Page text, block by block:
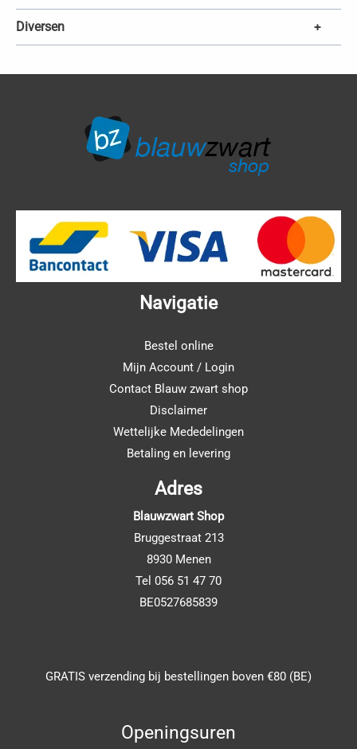
Diversen +
Navigatie
Bestel online
Mijn Account / Login
Contact Blauw zwart shop
Disclaimer
Wettelijke Mededelingen
Betaling en levering
Adres
Blauwzwart Shop
Bruggestraat 213
8930 Menen
Tel 056 51 47 70
BE0527685839
GRATIS verzending bij bestellingen boven €80 (BE)
Openingsuren